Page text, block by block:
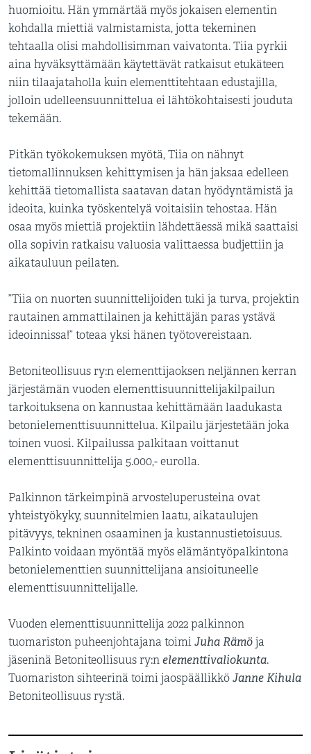
huomioitu. Hän ymmärtää myös jokaisen elementin
kohdalla miettiä valmistamista, jotta tekeminen
tehtaalla olisi mahdollisimman vaivatonta. Tiia pyrkii
aina hyväksyttämään käytettävät ratkaisut etukäteen
niin tilaajataholla kuin elementtitehtaan edustajilla,
jolloin udelleensuunnittelua ei lähtökohtaisesti jouduta
tekemään.
Pitkän työkokemuksen myötä, Tiia on nähnyt
tietomallinnuksen kehittymisen ja hän jaksaa edelleen
kehittää tietomallista saatavan datan hyödyntämistä ja
ideoita, kuinka työskentelyä voitaisiin tehostaa. Hän
osaa myös miettiä projektiin lähdettäessä mikä saattaisi
olla sopivin ratkaisu valuosia valittaessa budjettiin ja
aikatauluun peilaten.
”Tiia on nuorten suunnittelijoiden tuki ja turva, projektin
rautainen ammattilainen ja kehittäjän paras ystävä
ideoinnissa!” toteaa yksi hänen työtovereistaan.
Betoniteollisuus ry:n elementtijaoksen neljännen kerran
järjestämän vuoden elementtisuunnittelijakilpailun
tarkoituksena on kannustaa kehittämään laadukasta
betonielementtisuunnittelua. Kilpailu järjestetään joka
toinen vuosi. Kilpailussa palkitaan voittanut
elementtisuunnittelija 5.000,- eurolla.
Palkinnon tärkeimpinä arvosteluperusteina ovat
yhteistyökyky, suunnitelmien laatu, aikataulujen
pitävyys, tekninen osaaminen ja kustannustietoisuus.
Palkinto voidaan myöntää myös elämäntyöpalkintona
betonielementtien suunnittelijana ansioituneelle
elementtisuunnittelijalle.
Vuoden elementtisuunnittelija 2022 palkinnon
tuomariston puheenjohtajana toimi Juha Rämö ja
jäseninä Betoniteollisuus ry:n elementtivaliokunta.
Tuomariston sihteerinä toimi jaospäällikkö Janne Kihula
Betoniteollisuus ry:stä.